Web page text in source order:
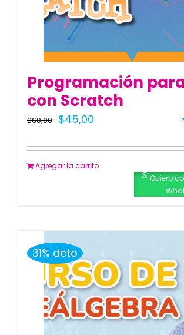
Programación
con Scratch
$60,00 El
$45,00El
Agregar la carrito
Quiero
31% dcto